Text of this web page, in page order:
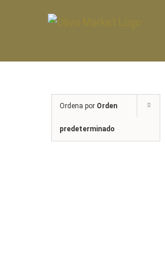
Ordena por Orden
predeterminado